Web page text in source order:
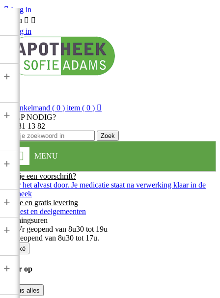
 Log in
Menu  
Log in
Winkelmand ( 0 ) item ( 0 ) 
HULP NODIG?
013 31 13 82
Zoek
MENU
+
+
+
+
+
+
Heb je een voorschrift?
Stuur het alvast door. Je medicatie staat na verwerking klaar in de
apotheek
Snelle en gratis levering
In Diest en deelgemeenten
Openingsuren
Ma-Vr geopend van 8u30 tot 19u
Zat geopend van 8u30 tot 17u.
Oké
Filter op
Wis alles